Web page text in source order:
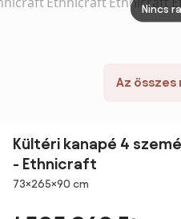
Az
Nincs
Kültéri kanapé 4
- Ethnicraft
Méretek
73×265×90 cm